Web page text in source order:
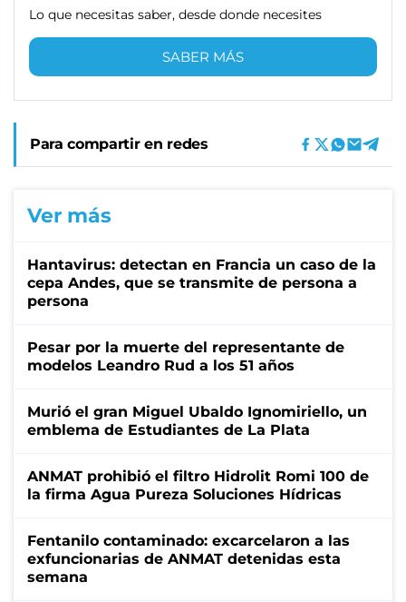
Lo que necesitas saber, desde donde necesites
SABER MÁS
Para compartir en redes
Ver más
Hantavirus: detectan en Francia un caso de la
cepa Andes, que se transmite de persona a
persona
Pesar por la muerte del representante de
modelos Leandro Rud a los 51 años
Murió el gran Miguel Ubaldo Ignomiriello, un
emblema de Estudiantes de La Plata
ANMAT prohibió el filtro Hidrolit Romi 100 de
la firma Agua Pureza Soluciones Hídricas
Fentanilo contaminado: excarcelaron a las
exfuncionarias de ANMAT detenidas esta
semana